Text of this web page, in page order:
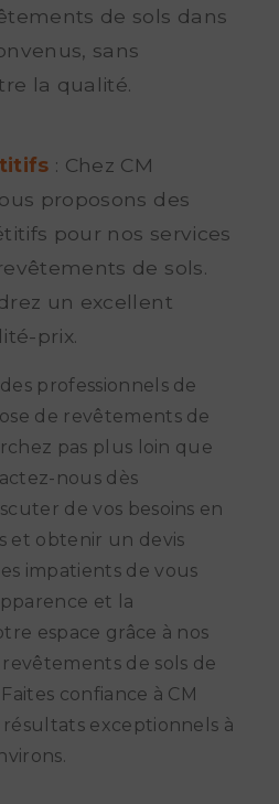
de sols dans
sans
la qualité.
: Chez CM
proposons des
pour nos services
de sols.
un excellent
prix.
professionnels de
de revêtements de
pas plus loin que
nous dès
de vos besoins en
et obtenir un devis
impatients de vous
et la
espace grâce à nos
de sols de
confiance à CM
exceptionnels à